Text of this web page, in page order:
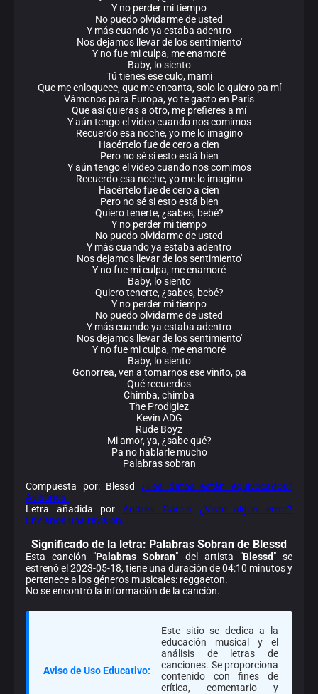
Y no perder mi tiempo
No puedo olvidarme de usted
Y más cuando ya estaba adentro
Nos dejamos llevar de los sentimiento'
Y no fue mi culpa, me enamoré
Baby, lo siento
Tú tienes ese culo, mami
Que me enloquece, que me encanta, solo lo quiero pa mí
Vámonos para Europa, yo te gasto en París
Que así quieras a otro, me prefieres a mí
Y aún tengo el video cuando nos comimos
Recuerdo esa noche, yo me lo imagino
Hacértelo fue de cero a cien
Pero no sé si esto está bien
Y aún tengo el video cuando nos comimos
Recuerdo esa noche, yo me lo imagino
Hacértelo fue de cero a cien
Pero no sé si esto está bien
Quiero tenerte, ¿sabes, bebé?
Y no perder mi tiempo
No puedo olvidarme de usted
Y más cuando ya estaba adentro
Nos dejamos llevar de los sentimiento'
Y no fue mi culpa, me enamoré
Baby, lo siento
Quiero tenerte, ¿sabes, bebé?
Y no perder mi tiempo
No puedo olvidarme de usted
Y más cuando ya estaba adentro
Nos dejamos llevar de los sentimiento'
Y no fue mi culpa, me enamoré
Baby, lo siento
Gonorrea, ven a tomarnos ese vinito, pa
Qué recuerdos
Chimba, chimba
The Prodigiez
Kevin ADG
Rude Boyz
Mi amor, ya, ¿sabe qué?
Pa no hablarle mucho
Palabras sobran
Compuesta por: Blessd ¿Los datos están equivocados?
Avísanos.
Letra añadida porAndrea Garcia
¿Viste algún error?
Envíanos una revisión.
Significado de la letra: Palabras Sobran de Blessd
Esta canción "Palabras Sobran" del artista "Blessd" se
estrenó el 2023-05-18, tiene una duración de 04:10 minutos y
pertenece a los géneros musicales: reggaeton.
No se encontró la información de la canción.
Aviso de Uso Educativo:
Este sitio se dedica a la
educación musical y el
análisis de letras de
canciones. Se proporciona
contenido con fines de
crítica, comentario y